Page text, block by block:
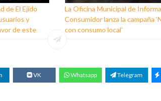
de El Ejido
y
de este
La Oficina Municipal de
Consumidor lanza la campaña
con consumo local’
VK Whatsapp Telegram